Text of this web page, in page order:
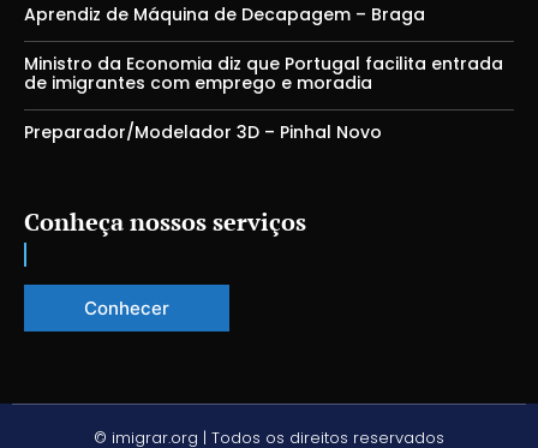
Aprendiz de Máquina de Decapagem – Braga
Ministro da Economia diz que Portugal facilita entrada
de imigrantes com emprego e moradia
Preparador/Modelador 3D – Pinhal Novo
Conheça nossos serviços
Conhecer
© imigrar.org | Todos os direitos reservados